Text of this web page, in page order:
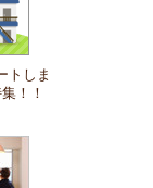
トしま
！！